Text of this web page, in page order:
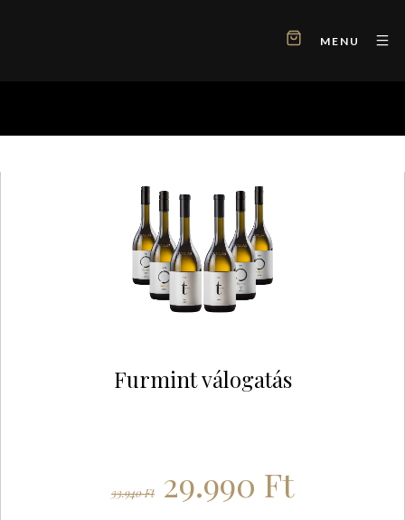
MENU
Furmint válogatás
33.940Ft 29.990 Ft